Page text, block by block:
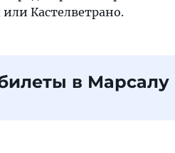
Кастелветрано.
в Марсалу